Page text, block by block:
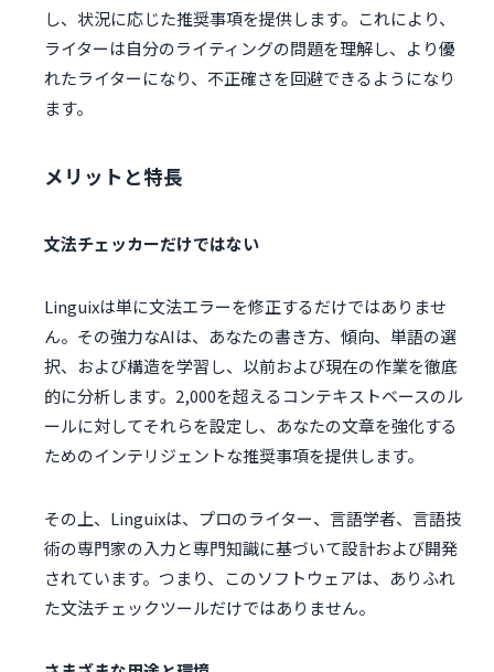
し、状況に応じた推奨事項を提供します。これにより、
ライターは自分のライティングの問題を理解し、より優
れたライターになり、不正確さを回避できるようになり
ます。
メリットと特長
文法チェッカーだけではない
Linguixは単に文法エラーを修正するだけではありませ
ん。その強力なAIは、あなたの書き方、傾向、単語の選
択、および構造を学習し、以前および現在の作業を徹底
的に分析します。2,000を超えるコンテキストベースのル
ールに対してそれらを設定し、あなたの文章を強化する
ためのインテリジェントな推奨事項を提供します。
その上、Linguixは、プロのライター、言語学者、言語技
術の専門家の入力と専門知識に基づいて設計および開発
されています。つまり、このソフトウェアは、ありふれ
た文法チェックツールだけではありません。